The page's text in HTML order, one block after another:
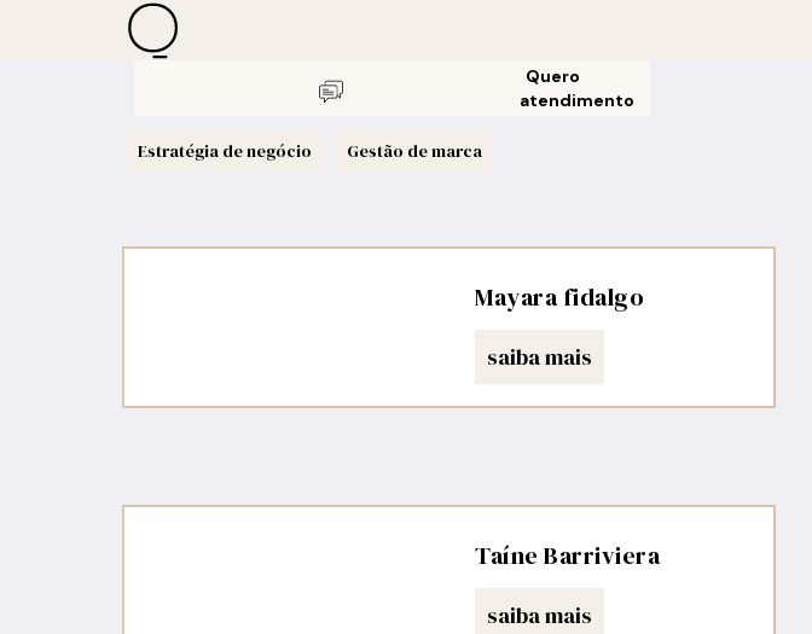
Quero
atendimento
Estratégia de negócio Gestão de marca
Mayara fidalgo
saiba mais
Taíne Barriviera
saiba mais